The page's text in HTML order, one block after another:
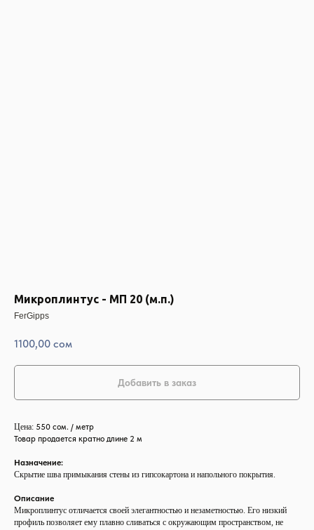
Микроплинтус - МП 20 (м.п.)
FerGipps
1100,00 сом
Добавить в заказ
Цена: 550 сом. / метр
Товар продается кратно длине 2 м
Назначение:
Скрытие шва примыкания стены из гипсокартона и напольного покрытия.
Описание
Микроплинтус отличается своей элегантностью и незаметностью. Его низкий
профиль позволяет ему плавно сливаться с окружающим пространством, не